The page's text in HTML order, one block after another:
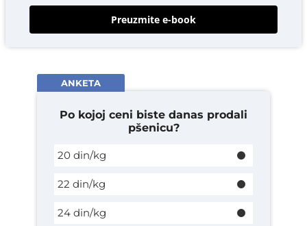
Preuzmite e-book
ANKETA
Po kojoj ceni biste danas prodali
pšenicu?
20 din/kg
22 din/kg
24 din/kg